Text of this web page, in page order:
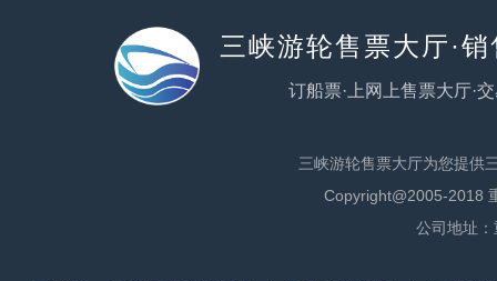
三峡游轮售票大厅·
订船票·上网上售票大厅·
三峡游轮售票大厅为您提供
Copyright@2005-2018
公司地址